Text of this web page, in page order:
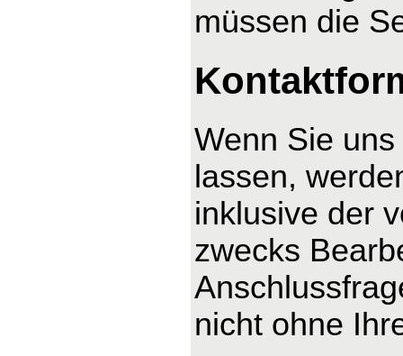
müssen die
Wenn Sie
lassen,
inklusive der
zwecks
nicht ohne